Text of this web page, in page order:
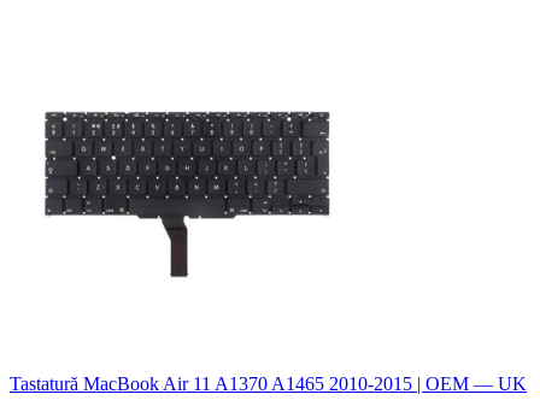
Tastatură MacBook Air 11 A1370 A1465 2010-2015 | OEM — UK